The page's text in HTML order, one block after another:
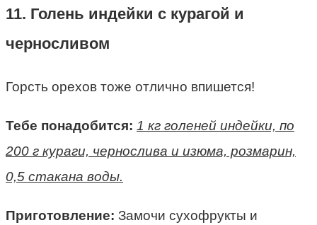
11. Голень индейки с курагой и
черносливом
Горсть орехов тоже отлично впишется!
Тебе понадобится: 1 кг голеней индейки, по
200 г кураги, чернослива и изюма, розмарин,
0,5 стакана воды.
Приготовление: Замочи сухофрукты и